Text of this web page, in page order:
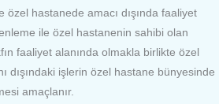
özel hastanede amacı dışında faaliyet
ile özel hastanenin sahibi olan
faaliyet alanında olmakla birlikte özel
dışındaki işlerin özel hastane bünyesinde
amaçlanır.